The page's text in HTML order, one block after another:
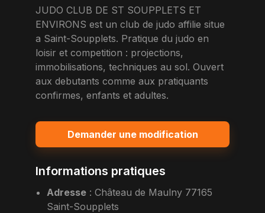
JUDO CLUB DE ST SOUPPLETS ET
ENVIRONS est un club de judo affilie situe
a Saint-Soupplets. Pratique du judo en
loisir et competition : projections,
immobilisations, techniques au sol. Ouvert
aux debutants comme aux pratiquants
confirmes, enfants et adultes.
Demander une modification
Informations pratiques
Adresse :Château de Maulny 77165
Saint-Soupplets